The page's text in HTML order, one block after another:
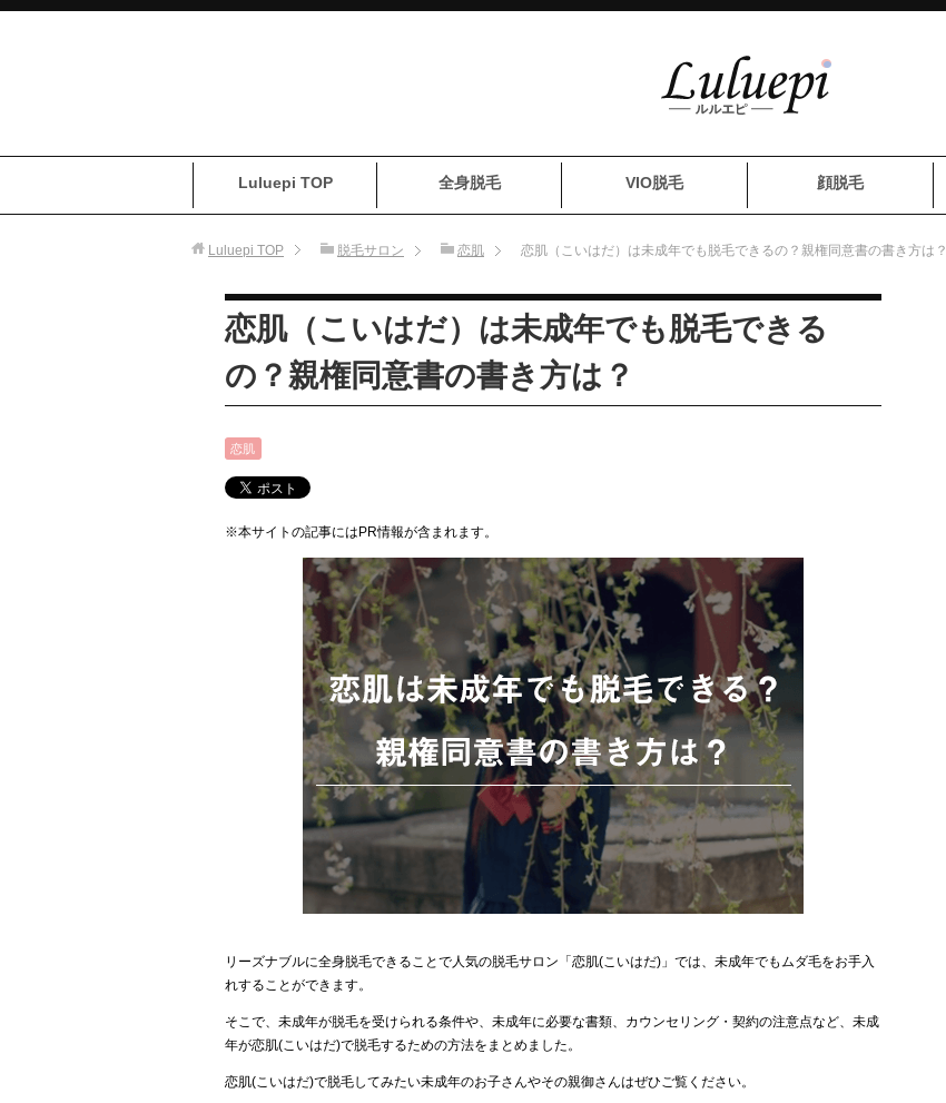
Luluepi TOP 全身脱毛 VIO脱毛 顔脱毛
Luluepi TOP 脱毛サロン 恋肌 恋肌（こいはだ）は未成年でも脱毛できるの？親権同意書の書き方は？
恋肌（こいはだ）は未成年でも脱毛できる
の？親権同意書の書き方は？
恋肌
※本サイトの記事にはPR情報が含まれます。
リーズナブルに全身脱毛できることで人気の脱毛サロン「恋肌(こいはだ)」では、未成年でもムダ毛をお手入
れすることができます。
そこで、未成年が脱毛を受けられる条件や、未成年に必要な書類、カウンセリング・契約の注意点など、未成
年が恋肌(こいはだ)で脱毛するための方法をまとめました。
恋肌(こいはだ)で脱毛してみたい未成年のお子さんやその親御さんはぜひご覧ください。